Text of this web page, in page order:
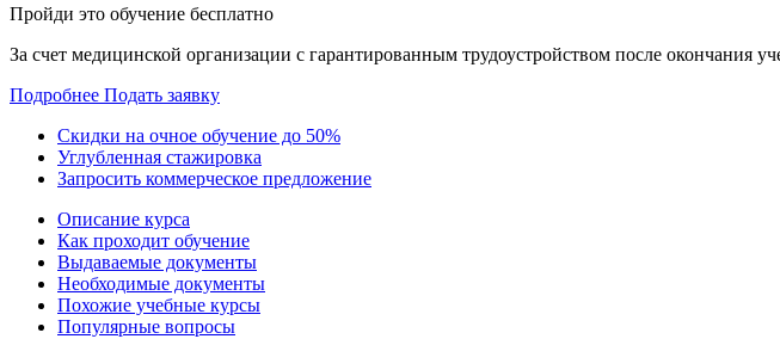
Пройди это обучение бесплатно
За счет медицинской организации с гарантированным трудоустройством после окончания
Подробнее Подать заявку
Скидки на очное обучение до 50%
Углубленная стажировка
Запросить коммерческое предложение
Описание курса
Как проходит обучение
Выдаваемые документы
Необходимые документы
Похожие учебные курсы
Популярные вопросы